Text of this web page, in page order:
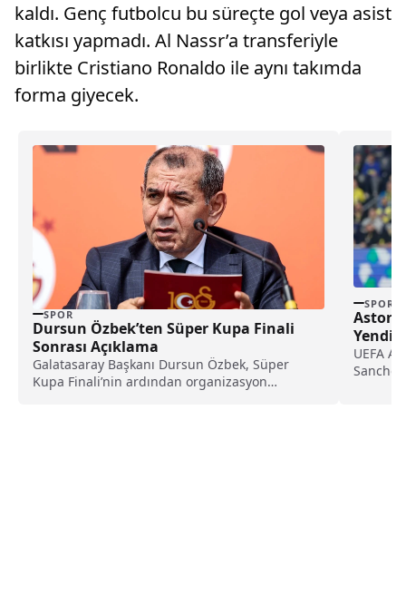
kaldı. Genç futbolcu bu süreçte gol veya asist
katkısı yapmadı. Al Nassr’a transferiyle
birlikte Cristiano Ronaldo ile aynı takımda
forma giyecek.
SPOR
Dursun Özbek’ten Süper Kupa Finali
Sonrası Açıklama
Galatasaray Başkanı Dursun Özbek, Süper
Kupa Finali’nin ardından organizasyon
SPOR
Aston
Yendi
UEFA